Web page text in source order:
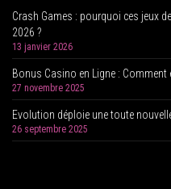
Crash Games : pourquoi ces jeux
2026 ?
13 janvier 2026
Bonus Casino en Ligne : Comment
27 novembre 2025
Evolution déploie une toute
26 septembre 2025